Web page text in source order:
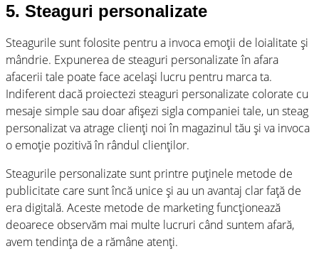
5. Steaguri personalizate
Steagurile sunt folosite pentru a invoca emoții de loialitate și
mândrie. Expunerea de steaguri personalizate în afara
afacerii tale poate face același lucru pentru marca ta.
Indiferent dacă proiectezi steaguri personalizate colorate cu
mesaje simple sau doar afișezi sigla companiei tale, un steag
personalizat va atrage clienți noi în magazinul tău și va invoca
o emoție pozitivă în rândul clienților.
Steagurile personalizate sunt printre puținele metode de
publicitate care sunt încă unice și au un avantaj clar față de
era digitală. Aceste metode de marketing funcționează
deoarece observăm mai multe lucruri când suntem afară,
avem tendința de a rămâne atenți.